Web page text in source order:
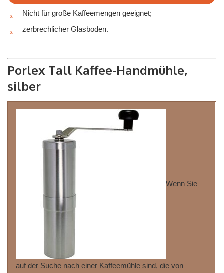
Nicht für große Kaffeemengen geeignet;
zerbrechlicher Glasboden.
Porlex Tall Kaffee-Handmühle,
silber
Wenn Sie
auf der Suche nach einer Kaffeemühle sind, die von